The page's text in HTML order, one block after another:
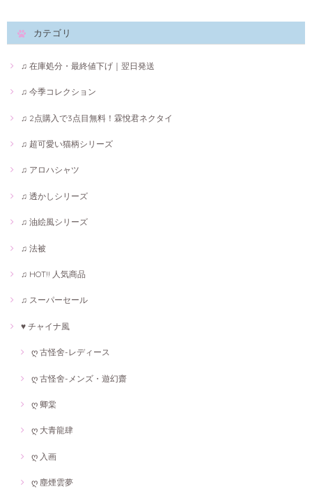
カテゴリ
♫ 在庫処分・最終値下げ｜翌日発送
♫ 今季コレクション
♫ 2点購入で3点目無料！霖悅君ネクタイ
♫ 超可愛い猫柄シリーズ
♫ アロハシャツ
♫ 透かしシリーズ
♫ 油絵風シリーズ
♫ 法被
♫ HOT!! 人気商品
♫ スーパーセール
♥ チャイナ風
ღ 古怪舍-レディース
ღ 古怪舍-メンズ・遊幻齋
ღ 卿棠
ღ 大青龍肆
ღ 入画
ღ 塵煙雲夢